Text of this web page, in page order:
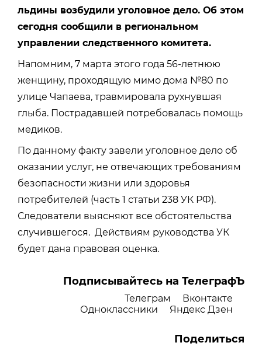
льдины возбудили уголовное дело. Об этом
сегодня сообщили в региональном
управлении следственного комитета.
Напомним, 7 марта этого года 56-летнюю
женщину, проходящую мимо дома №80 по
улице Чапаева, травмировала рухнувшая
глыба. Пострадавшей потребовалась помощь
медиков.
По данному факту завели уголовное дело об
оказании услуг, не отвечающих требованиям
безопасности жизни или здоровья
потребителей (часть 1 статьи 238 УК РФ).
Следователи выясняют все обстоятельства
случившегося. Действиям руководства УК
будет дана правовая оценка.
Подписывайтесь на ТелеграфЪ
Телеграм
Вконтакте
Одноклассники
Яндекс Дзен
Поделиться